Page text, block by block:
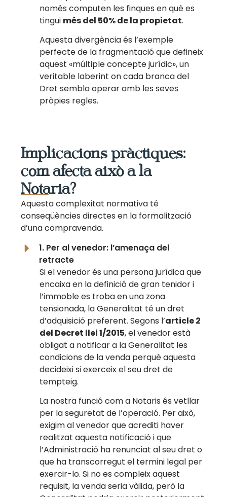
només computen les finques en què es
tingui més del 50% de la propietat.
Aquesta divergència és l’exemple
perfecte de la fragmentació que defineix
aquest «múltiple concepte jurídic», un
veritable laberint on cada branca del
Dret sembla operar amb les seves
pròpies regles.
Implicacions pràctiques:
com afecta això a la
Notaria?
Aquesta complexitat normativa té
conseqüències directes en la formalització
d’una compravenda.
1. Per al venedor: l’amenaça del
retracte
Si el venedor és una persona jurídica que
encaixa en la definició de gran tenidor i
l’immoble es troba en una zona
tensionada, la Generalitat té un dret
d’adquisició preferent. Segons l’article 2
del Decret llei 1/2015, el venedor està
obligat a notificar a la Generalitat les
condicions de la venda perquè aquesta
decideixi si exerceix el seu dret de
tempteig.
La nostra funció com a Notaris és vetllar
per la seguretat de l’operació. Per això,
exigim al venedor que acrediti haver
realitzat aquesta notificació i que
l’Administració ha renunciat al seu dret o
que ha transcorregut el termini legal per
exercir-lo. Si no es compleix aquest
requisit, la venda seria vàlida, però la